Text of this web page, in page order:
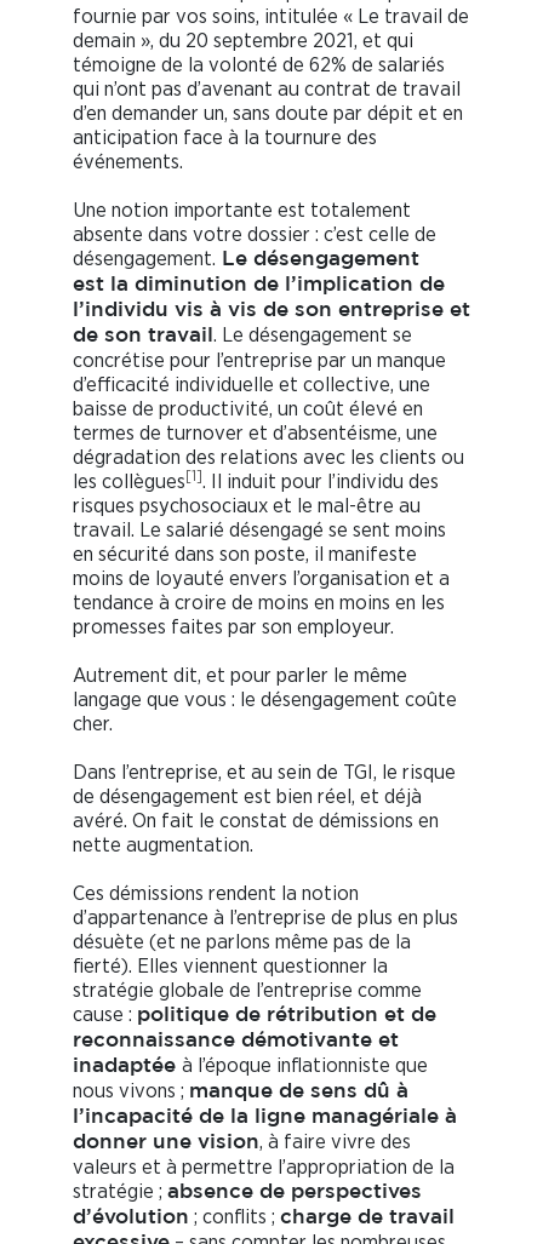
fournie par vos soins, intitulée « Le travail de
demain », du 20 septembre 2021, et qui
témoigne de la volonté de 62% de salariés
qui n’ont pas d’avenant au contrat de travail
d’en demander un, sans doute par dépit et en
anticipation face à la tournure des
événements.
Une notion importante est totalement
absente dans votre dossier : c’est celle de
désengagement. Le désengagement
est la diminution de l’implication de
l’individu vis à vis de son entreprise et
de son travail . Le désengagement se
concrétise pour l’entreprise par un manque
d’efficacité individuelle et collective, une
baisse de productivité, un coût élevé en
termes de turnover et d’absentéisme, une
dégradation des relations avec les clients ou
les collègues [1]. Il induit pour l’individu des
risques psychosociaux et le mal-être au
travail. Le salarié désengagé se sent moins
en sécurité dans son poste, il manifeste
moins de loyauté envers l’organisation et a
tendance à croire de moins en moins en les
promesses faites par son employeur.
Autrement dit, et pour parler le même
langage que vous : le désengagement coûte
cher.
Dans l’entreprise, et au sein de TGI, le risque
de désengagement est bien réel, et déjà
avéré. On fait le constat de démissions en
nette augmentation.
Ces démissions rendent la notion
d’appartenance à l’entreprise de plus en plus
désuète (et ne parlons même pas de la
fierté). Elles viennent questionner la
stratégie globale de l’entreprise comme
cause : politique de rétribution et de
reconnaissance démotivante et
inadaptée à l’époque inflationniste que
nous vivons ; manque de sens dû à
l’incapacité de la ligne managériale à
donner une vision, à faire vivre des
valeurs et à permettre l’appropriation de la
stratégie ; absence de perspectives
d’évolution ; conflits ; charge de travail